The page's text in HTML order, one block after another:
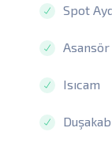
Spot
Asansör
Isıcam